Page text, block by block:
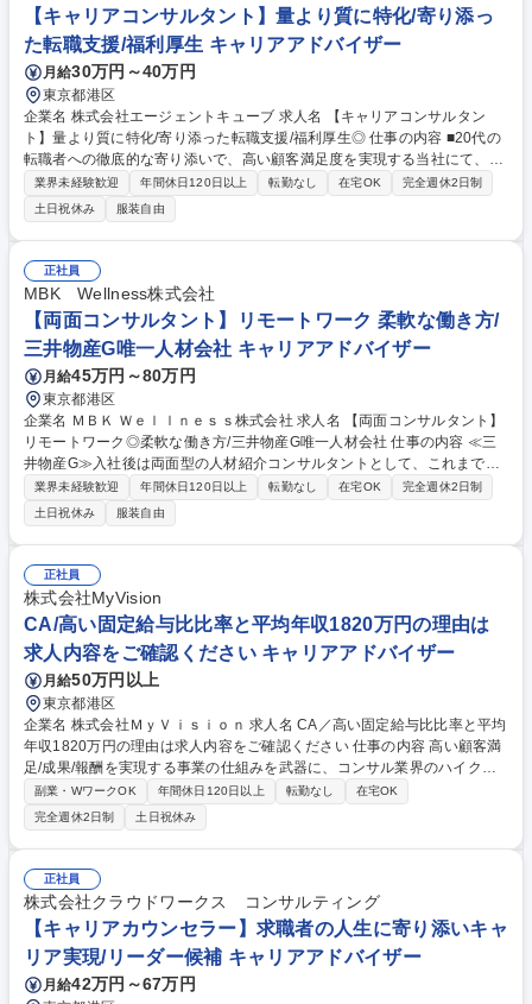
【キャリアコンサルタント】量より質に特化/寄り添っ
た転職支援/福利厚生 キャリアアドバイザー
月給30万円～40万円
東京都港区
企業名 株式会社エージェントキューブ 求人名 【キャリアコンサルタン
ト】量より質に特化/寄り添った転職支援/福利厚生◎ 仕事の内容 ■20代の
転職者への徹底的な寄り添いで、高い顧客満足度を実現する当社にて、今
後30代以上のミドル層の転職支援を本格事業化するにあたり、メンバーを
募集いたします。 ★今までの経験を活かして新しい環境でチャレンジしま
せんか？ 【具体的には】求職者のキャリアの棚卸や希望条件のヒアリング
を行い、転職理由や将来のビジョンを明確にするサポートを行います。求
職者の強みや価値観に合った企業とのマッチングを実現し、応募書類の添
削や面接対策も担当。企業側の採用ニーズを把握し、最適な人材を提案。
入社後も定着支援やキャリア相談を通じて長期的な関係構築を目指しま
す。 募集職種 【キャリアコンサルタント】量より質に特化/寄り添った転
職支援/福利厚生◎
業界未経験歓迎 年間休日120日以上 転勤なし 在宅OK
完全週休2日制
土日祝休み
服装自由
正社員
MBK Wellness株式会社
【両面コンサルタント】リモートワーク 柔軟な働き方/
三井物産G唯一人材会社 キャリアアドバイザー
月給45万円～80万円
東京都港区
企業名 ＭＢＫ Ｗｅｌｌｎｅｓｓ株式会社 求人名 【両面コンサルタント】
リモートワーク◎柔軟な働き方/三井物産G唯一人材会社 仕事の内容 ≪三
井物産G≫入社後は両面型の人材紹介コンサルタントとして、これまで経
験してきた業界を中心に担当していただきます。（担当領域は事前に相談
の上決定いたします。） 【RA】同じ領域を担当する複数のコンサルタン
トとカバーしあいながら、協力・協調してチームで人材サーチを行ってい
きます。仲間が集めた人材も含めてサーチすることができる体制を作って
います。【CA】各社人材DBでのスカウトや独自のアライアンス先や人脈
サーチでの獲得がメインです【特徴】年収700万～2000万超のミドル・ハ
イクラス層をメインターゲットとして人材紹介事業を展開しています。 募
集職種 【両面コンサルタント】リモートワーク◎柔軟な働き方/三井物産G
唯一人材会社
業界未経験歓迎 年間休日120日以上 転勤なし 在宅OK
完全週休2日制
土日祝休み
服装自由
正社員
株式会社MyVision
CA/高い固定給与比比率と平均年収1820万円の理由は
求人内容をご確認ください キャリアアドバイザー
月給50万円以上
東京都港区
企業名 株式会社ＭｙＶｉｓｉｏｎ 求人名 CA／高い固定給与比比率と平均
年収1820万円の理由は求人内容をご確認ください 仕事の内容 高い顧客満
足/成果/報酬を実現する事業の仕組みを武器に、コンサル業界のハイクラ
ス転職支援を強みに急成長。新規領域でのサービスも続々と立ち上げてい
る当社にて、部門横断でキャリアアドバイザーの採用を拡大。 希望される
業務内容や働き方、適性などを踏まえて内定決定時までにいずれかの事業
部に配属決定＞■ベストウィン事業部(営業特化) ■マイビジョン事業部(コ
ンサルを中心としたハイクラス転職支援) ■ビルドジョブ事業部(建設業界
向け転職支援) ■ツインプロ事業部(経理・財務領域の転職支援) ■テックゴ
ー事業部(ITエンジニアの転職支援) ■メーカーズジョブ事業部(メーカー企
業への転職支援) 募集職種 CA／高い固定給与比比率と平均年収1820万円
の理由は求人内容をご確認ください
副業・WワークOK 年間休日120日以上 転勤なし
在宅OK
完全週休2日制
土日祝休み
正社員
株式会社クラウドワークス コンサルティング
【キャリアカウンセラー】求職者の人生に寄り添いキャ
リア実現/リーダー候補 キャリアアドバイザー
月給42万円～67万円